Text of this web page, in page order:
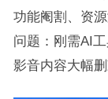
功能阉割、资
问题：刚需AI
影音内容大幅